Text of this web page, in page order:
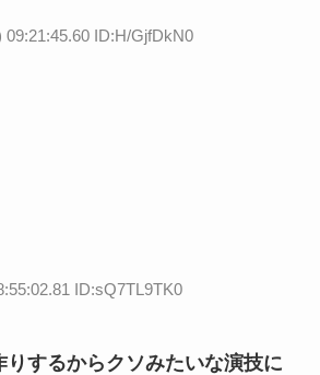
09:21:45.60 ID:H/GjfDkN0
ID:sQ7TL9TK0
りするからクソみたいな演技に